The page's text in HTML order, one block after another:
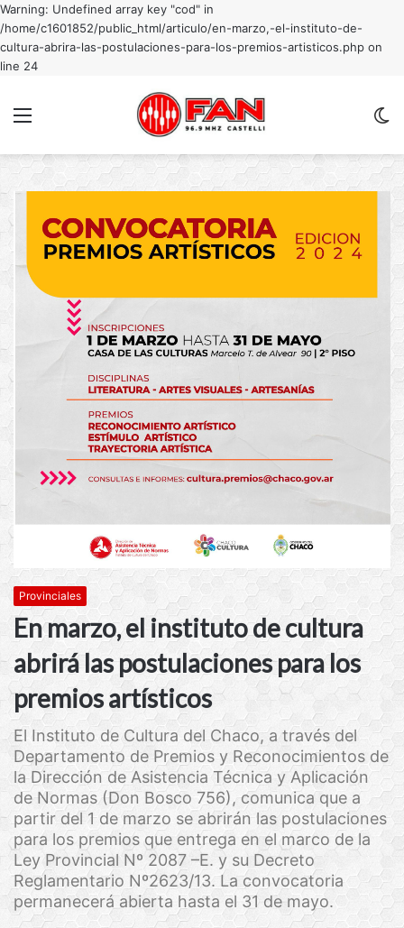
Warning: Undefined array key "cod" in
/home/c1601852/public_html/articulo/en-marzo,-el-instituto-de-
cultura-abrira-las-postulaciones-para-los-premios-artisticos.php on
line 24
Provinciales
En marzo, el instituto de cultura
abrirá las postulaciones para los
premios artísticos
El Instituto de Cultura del Chaco, a través del
Departamento de Premios y Reconocimientos de
la Dirección de Asistencia Técnica y Aplicación
de Normas (Don Bosco 756), comunica que a
partir del 1 de marzo se abrirán las postulaciones
para los premios que entrega en el marco de la
Ley Provincial Nº 2087 –E. y su Decreto
Reglamentario Nº2623/13. La convocatoria
permanecerá abierta hasta el 31 de mayo.